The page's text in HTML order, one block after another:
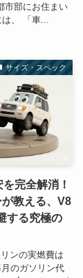
市部にお住まい
、 「車...
サイズ・スペック
完全解消！
教える、V8
する究極の
ンの実燃費は
月のガソリン代